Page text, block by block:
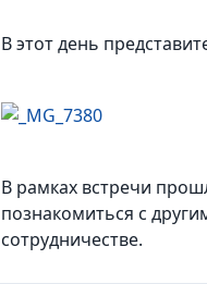
В этот день
В рамках встречи
познакомиться с
сотрудничестве.